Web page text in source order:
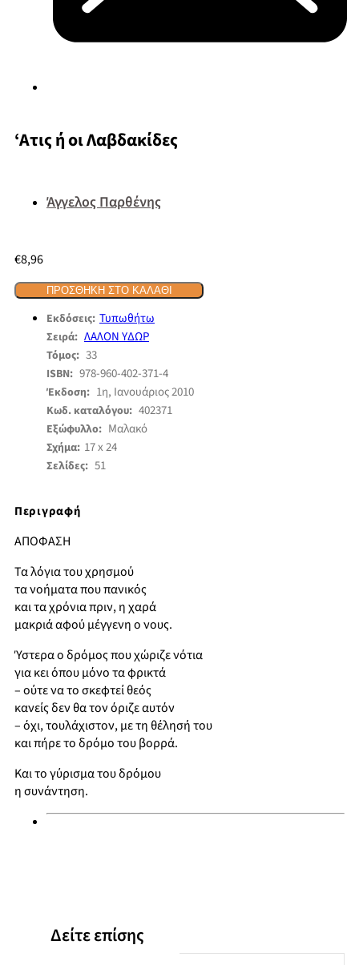
‘Ατις ή οι Λαβδακίδες
Άγγελος Παρθένης
€8,96
ΠΡΟΣΘΉΚΗ ΣΤΟ ΚΑΛΆΘΙ
Εκδόσεις: Τυπωθήτω
Σειρά: ΛΑΛΟΝ ΥΔΩΡ
Τόμος: 33
ISBN: 978-960-402-371-4
Έκδοση: 1η, Ιανουάριος 2010
Κωδ. καταλόγου: 402371
Εξώφυλλο: Μαλακό
Σχήμα: 17 x 24
Σελίδες: 51
Περιγραφή
ΑΠΟΦΑΣΗ
Τα λόγια του χρησμού
τα νοήματα που πανικός
και τα χρόνια πριν, η χαρά
μακριά αφού μέγγενη ο νους.
Ύστερα ο δρόμος που χώριζε νότια
για κει όπου μόνο τα φρικτά
– ούτε να το σκεφτεί θεός
κανείς δεν θα τον όριζε αυτόν
– όχι, τουλάχιστον, με τη θέλησή του
και πήρε το δρόμο του βορρά.
Και το γύρισμα του δρόμου
η συνάντηση.
Δείτε επίσης